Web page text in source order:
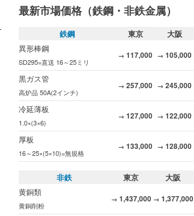
最新市場価格（鉄鋼・非鉄金属）
鉄鋼 東京
大阪
異形棒鋼
SD295=直送 16～25ミリ
→ 117,000 → 105,000
黒ガス管
高炉品 50A(2インチ)
→ 257,000 → 245,000
冷延薄板
1.0×(3×6)
→ 127,000 → 122,000
厚板
16～25×(5×10)=無規格
→ 133,000 → 128,000
非鉄 東京
大阪
黄銅類
黄銅削粉
→ 1,437,000 → 1,377,000